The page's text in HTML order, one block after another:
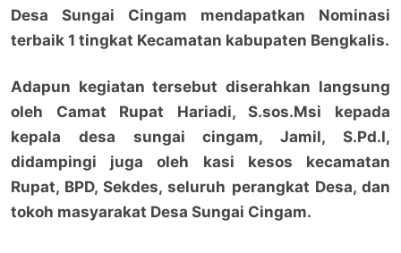
Desa Sungai Cingam mendapatkan Nominasi
terbaik 1 tingkat Kecamatan kabupaten Bengkalis.
Adapun kegiatan tersebut diserahkan langsung
oleh Camat Rupat Hariadi, S.sos.Msi kepada
kepala desa sungai cingam, Jamil, S.Pd.I,
didampingi juga oleh kasi kesos kecamatan
Rupat, BPD, Sekdes, seluruh perangkat Desa, dan
tokoh masyarakat Desa Sungai Cingam.